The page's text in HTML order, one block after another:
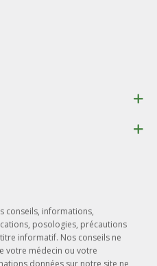
conseils, informations,
posologies, précautions
informatif. Nos conseils ne
votre médecin ou votre
données sur notre site ne